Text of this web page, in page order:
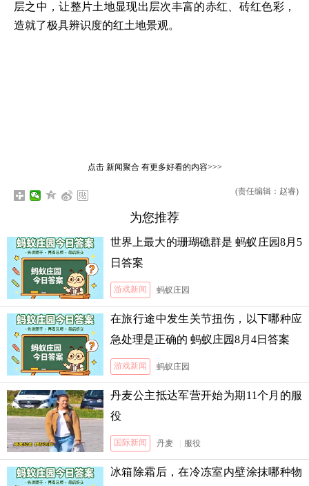
层之中，让整片土地显现出层次丰富的赤红、砖红色彩，
造就了极具辨识度的红土地景观。
点击 新闻聚合有更多好看的内容>>>
(责任编辑：赵睿)
为您推荐
世界上最大的珊瑚礁群是 蚂蚁庄园8月5
日答案
游戏新闻 蚂蚁庄园
在旅行途中发生关节扭伤，以下哪种应
急处理是正确的 蚂蚁庄园8月4日答案
游戏新闻 蚂蚁庄园
丹麦公主抵达军营开始为期11个月的服
役
国际新闻 丹麦 服役
冰箱除霜后，在冷冻室内壁涂抹哪种物